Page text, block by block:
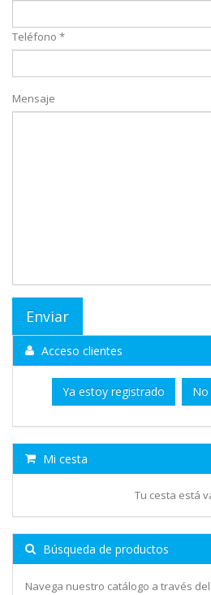
Teléfono *
Mensaje
Acceso clientes
Ya estoy registrado
Mi cesta
Tu cesta está
Búsqueda de productos
Navega nuestro catálogo a través